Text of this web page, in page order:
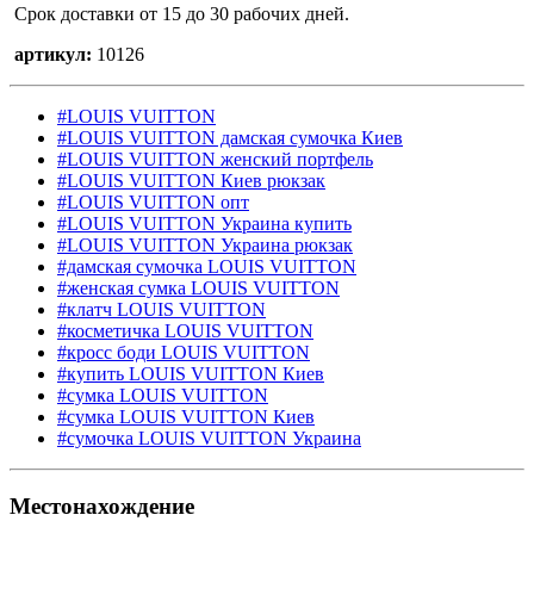
Срок доставки от 15 до 30 рабочих дней.
артикул: 10126
#LOUIS VUITTON
#LOUIS VUITTON дамская сумочка Киев
#LOUIS VUITTON женский портфель
#LOUIS VUITTON Киев рюкзак
#LOUIS VUITTON опт
#LOUIS VUITTON Украина купить
#LOUIS VUITTON Украина рюкзак
#дамская сумочка LOUIS VUITTON
#женская сумка LOUIS VUITTON
#клатч LOUIS VUITTON
#косметичка LOUIS VUITTON
#кросс боди LOUIS VUITTON
#купить LOUIS VUITTON Киев
#сумка LOUIS VUITTON
#сумка LOUIS VUITTON Киев
#сумочка LOUIS VUITTON Украина
Местонахождение